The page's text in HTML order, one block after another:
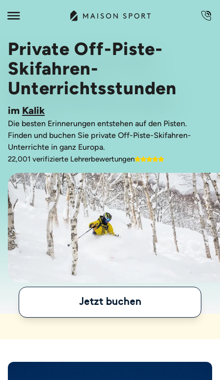
Private Off-Piste-
Skifahren-
Unterrichtsstunden
im Kalik
Die besten Erinnerungen entstehen auf den Pisten.
Finden und buchen Sie private Off-Piste-Skifahren-
Unterrichte in ganz Europa.
22,001 verifizierte Lehrerbewertungen
Jetzt buchen